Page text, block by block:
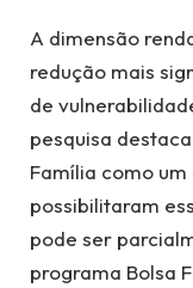
A dimensão
redução mais
de
pesquisa
Família como
possibilitaram
pode ser
programa Bolsa